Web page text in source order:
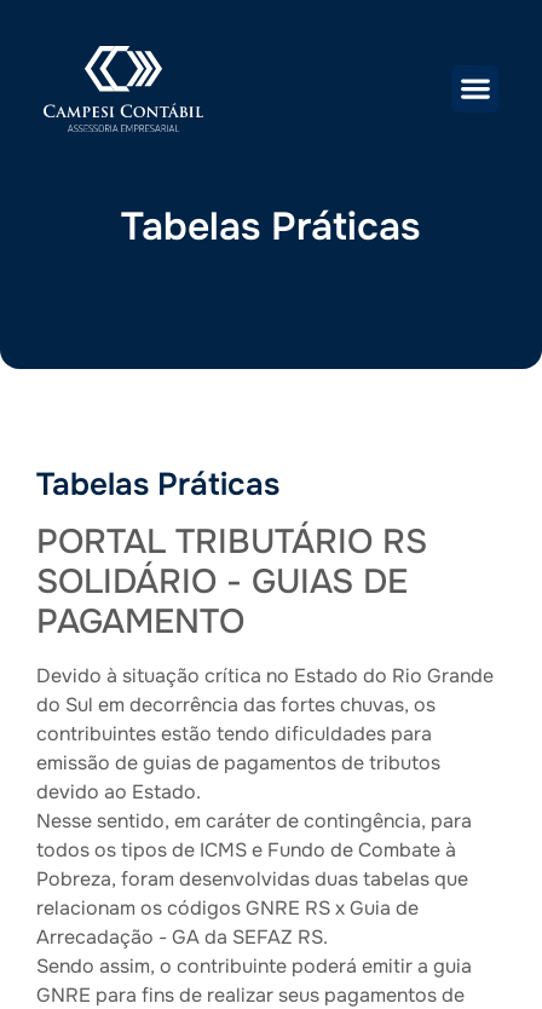
Tabelas Práticas
Tabelas Práticas
PORTAL TRIBUTÁRIO RS
SOLIDÁRIO - GUIAS DE
PAGAMENTO
Devido à situação crítica no Estado do Rio Grande
do Sul em decorrência das fortes chuvas, os
contribuintes estão tendo dificuldades para
emissão de guias de pagamentos de tributos
devido ao Estado.
Nesse sentido, em caráter de contingência, para
todos os tipos de ICMS e Fundo de Combate à
Pobreza, foram desenvolvidas duas tabelas que
relacionam os códigos GNRE RS x Guia de
Arrecadação - GA da SEFAZ RS.
Sendo assim, o contribuinte poderá emitir a guia
GNRE para fins de realizar seus pagamentos de